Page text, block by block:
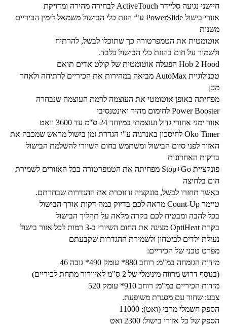
חיישני נגיעה סליידר ActiveTouch לבחירה מהירה ומדויקת
אזורי בישול PowerSlide ע"י הזזת כלי הבישול משמאל לימין הכיריים
משנות
אוטומטית את הטמפרטורה כך שתוכלו לבשל, להרתיח
ולשמור על חום בהזזת כלי הבישול בלבד.
Hob 2 Hood הפעלה אוטומטית של קולט אדים תואם
טכנולוגיית AutoMax מביאה במהירות את הכיריים לרתיחה ולאחר
מכן
מפחיתה באופן אוטומטי את העוצמה לרמת העוצמה שנבחרה
Power Booster לחימום מהיר ואינטנסיבי
אזור ימני אחורי גדול ועוצמתי במיוחד 24 ס"מ עד 3600 וואט
Oko Timer לחיסכון באנרגיה ע"י הגדרת זמן בישול מראש שמכבה את
האזור לפני סיום הבישול ומשתמש בחום השיורי להשלמת הבישול
בדקות האחרונות
פונקציית Stop+Go מפחיתה את הטמפרטורה בכל האזורים לשמירת
חום בלחיצה
כאשר תחזרו לבשל, פונקציה זו זוכרת את ההגדרות שבחרתם.
טיימר Count-Up מראה לכם בדיוק כמה דקות אורך הבישול
בכל להבה ומבטיח לכם בקרה מלאה על תהליך הבישול
בקרת OptiHeat מציגה את החום השיורי ב-3 רמות לכל אזור בישול
נעילת ילדים לביטחון ולשמירת ההגדרות שקבעתם
מפרט טכני של הכיריים:
מידות הגומחה במ"מ: רוחב 880* עומק 490* גובה 46
(בנוסף דרוש מרווח מינימלי של 2 ס"מ לאיוורור מתחת לכיריים)
מידות הכיריים במ"מ: רוחב 910* עומק 520
צבע: שחור עם מסגרת משופעת.
הספק חשמלי מרבי (ואט): 11000
הספק של כל אזורי בישול: 2300 ואט